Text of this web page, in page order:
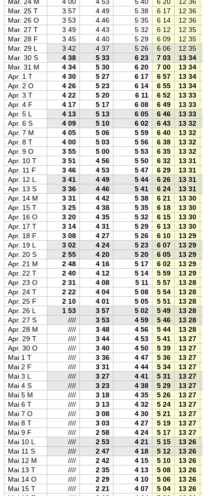
Mar. 25 T
3 57 4 49 5 38 6 17 12 36
Mar. 26 O
3 53 4 46 5 35 6 14 12 36
Mar. 27 T
3 49 4 43 5 32 6 12 12 35
Mar. 28 F
3 45 4 40 5 29 6 09 12 35
Mar. 29 L
3 42 4 37 5 26 6 06 12 35
Mar. 30 S
4 38 5 33 6 23 7 03 13 34
Mar. 31 M
4 34 5 30 6 20 7 00 13 34
Apr. 1 T
4 30 5 27 6 17 6 57 13 34
Apr. 2 O
4 26 5 23 6 14 6 55 13 34
Apr. 3 T
4 22 5 20 6 11 6 52 13 33
Apr. 4 F
4 17 5 17 6 08 6 49 13 33
Apr. 5 L
4 13 5 13 6 05 6 46 13 33
Apr. 6 S
4 09 5 10 6 02 6 43 13 32
Apr. 7 M
4 05 5 06 5 59 6 40 13 32
Apr. 8 T
4 00 5 03 5 56 6 38 13 32
Apr. 9 O
3 55 5 00 5 53 6 35 13 32
Apr. 10 T
3 51 4 56 5 50 6 32 13 31
Apr. 11 F
3 46 4 53 5 47 6 29 13 31
Apr. 12 L
3 41 4 49 5 44 6 26 13 31
Apr. 13 S
3 36 4 46 5 41 6 24 13 31
Apr. 14 M
3 31 4 42 5 38 6 21 13 30
Apr. 15 T
3 25 4 38 5 35 6 18 13 30
Apr. 16 O
3 20 4 35 5 32 6 15 13 30
Apr. 17 T
3 14 4 31 5 29 6 13 13 30
Apr. 18 F
3 08 4 27 5 26 6 10 13 29
Apr. 19 L
3 02 4 24 5 23 6 07 13 29
Apr. 20 S
2 55 4 20 5 20 6 05 13 29
Apr. 21 M
2 48 4 16 5 17 6 02 13 29
Apr. 22 T
2 40 4 12 5 14 5 59 13 29
Apr. 23 O
2 31 4 08 5 11 5 57 13 28
Apr. 24 T
2 22 4 04 5 08 5 54 13 28
Apr. 25 F
2 10 4 01 5 05 5 51 13 28
Apr. 26 L
1 53 3 57 5 02 5 49 13 28
Apr. 27 S
//// 3 53 4 59 5 46 13 28
Apr. 28 M
//// 3 48 4 56 5 44 13 28
Apr. 29 T
//// 3 44 4 53 5 41 13 27
Apr. 30 O
//// 3 40 4 50 5 39 13 27
Mai 1 T
//// 3 36 4 47 5 36 13 27
Mai 2 F
//// 3 31 4 44 5 34 13 27
Mai 3 L
//// 3 27 4 41 5 31 13 27
Mai 4 S
//// 3 23 4 38 5 29 13 27
Mai 5 M
//// 3 18 4 35 5 26 13 27
Mai 6 T
//// 3 13 4 32 5 24 13 27
Mai 7 O
//// 3 08 4 30 5 21 13 27
Mai 8 T
//// 3 03 4 27 5 19 13 27
Mai 9 F
//// 2 58 4 24 5 17 13 27
Mai 10 L
//// 2 53 4 21 5 15 13 26
Mai 11 S
//// 2 47 4 18 5 12 13 26
Mai 12 M
//// 2 42 4 15 5 10 13 26
Mai 13 T
//// 2 35 4 13 5 08 13 26
Mai 14 O
//// 2 29 4 10 5 06 13 26
Mai 15 T
//// 2 21 4 07 5 04 13 26